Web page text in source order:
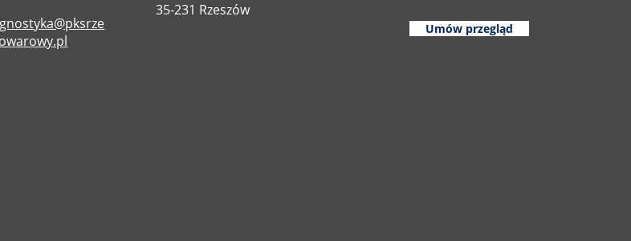
35-231 Rzeszów
Umów przegląd